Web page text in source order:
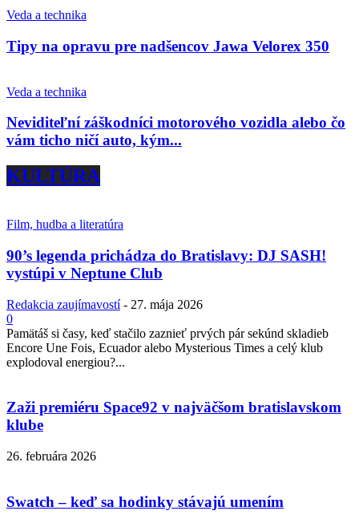
Veda a technika
Tipy na opravu pre nadšencov Jawa Velorex 350
Veda a technika
Neviditeľní záškodníci motorového vozidla alebo čo
vám ticho ničí auto, kým...
KULTÚRA
Film, hudba a literatúra
90’s legenda prichádza do Bratislavy: DJ SASH!
vystúpi v Neptune Club
Redakcia zaujímavostí - 27. mája 2026
0
Pamätáš si časy, keď stačilo zaznieť prvých pár sekúnd skladieb
Encore Une Fois, Ecuador alebo Mysterious Times a celý klub
explodoval energiou?...
Zaži premiéru Space92 v najväčšom bratislavskom
klube
26. februára 2026
Swatch – keď sa hodinky stávajú umením